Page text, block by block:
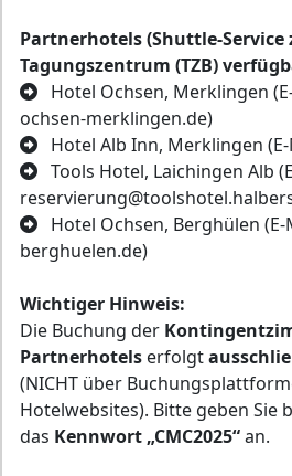
Partnerhotels (Shuttle-Service
Tagungszentrum (TZB)
Hotel Ochsen, Merklingen
ochsen-merklingen.de)
Hotel Alb Inn, Merklingen
Tools Hotel, Laichingen Alb
Hotel Ochsen, Berghülen
berghuelen.de)
Wichtiger Hinweis:
Die Buchung der
Partnerhotels erfolgt
(NICHT über
Hotelwebsites). Bitte geben Sie
das Kennwort „CMC2025“an.